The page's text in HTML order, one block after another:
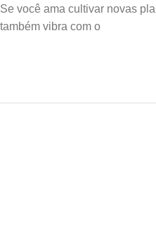
Se você ama cultivar novas
também vibra com o